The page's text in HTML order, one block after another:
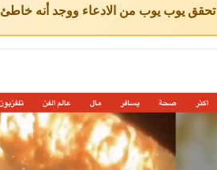
تحقق يوب يوب من الادعاء ووجد أنه خاطئ